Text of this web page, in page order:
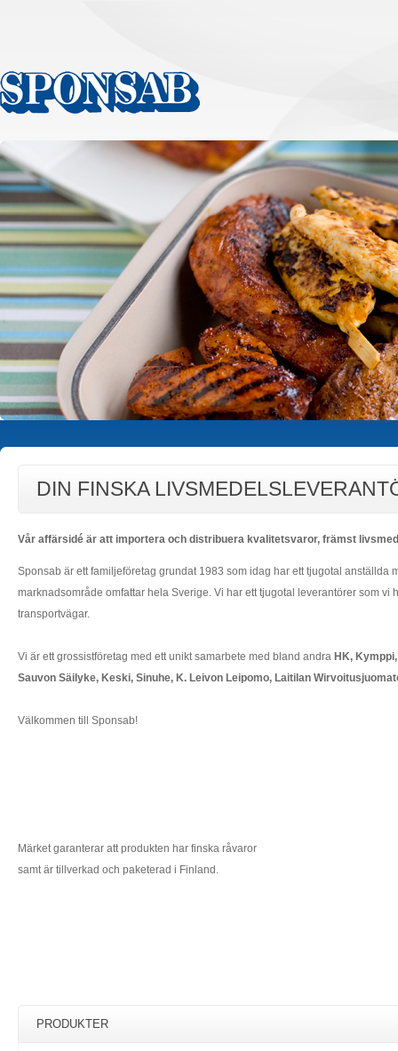
DIN FINSKA
Vår affärsidé är att importera och distribuera kvalitetsvaror, främst
Sponsab är ett familjeföretag grundat 1983 som idag har ett tjugotal anställda
marknadsområde omfattar hela Sverige. Vi har ett tjugotal leverantörer som vi
transportvägar.
Vi är ett grossistföretag med ett unikt samarbete med bland andra HK,
Sauvon Säilyke, Keski, Sinuhe, K. Leivon Leipomo, Laitilan
Välkommen till Sponsab!
Märket garanterar att produkten har finska råvaror
samt är tillverkad och paketerad i Finland.
PRODUKTER